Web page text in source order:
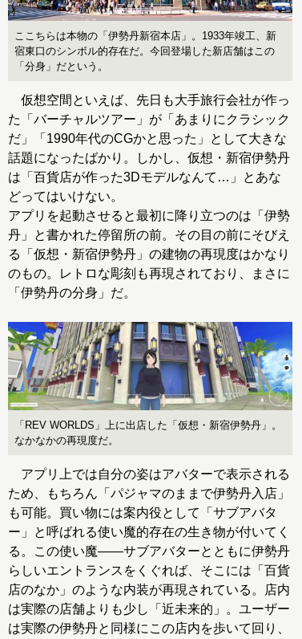
ここちらは本物の「伊勢丹新宿本店」。1933年竣工、新
宿東口のシンボル的存在だ。今回登場した新店舗はこの
「分身」だという。
仮想空間といえば、先日も大手旅行会社が作っ
た「バーチャルツアー」が「あまりにクラシック
だ」「1990年代のCGかと思った」として大きな
話題になったばかり。しかし、仮想・新宿伊勢丹
は「百貨店が作った3Dモデルなんて…」とあな
どってはいけない。
アプリを起動させると最初に降り立つのは「伊勢
丹」と書かれた停留所の前。その目の前にそびえ
る「仮想・新宿伊勢丹」の建物の再現度はかなり
のもの。レトロな彫刻も再現されており、まさに
「伊勢丹の分身」だ。
「REV WORLDS」上に出店した「仮想・新宿伊勢丹」。
なかなかの再現度だ。
アプリ上では自分の姿はアバターで表示される
ため、もちろん「パジャマのままで伊勢丹入店」
も可能。買い物には案内役として「サブアバタ
ー」と呼ばれる使い魔的存在の生き物が付いてく
る。この使い魔――サブアバターとともに伊勢丹
らしいエントランスをくぐれば、そこには「百貨
店のなか」のような内装が再現されている。店内
は実際の店舗よりも少し「近未来的」。ユーザー
は実際の伊勢丹と同様にこの店内を歩いて回り、